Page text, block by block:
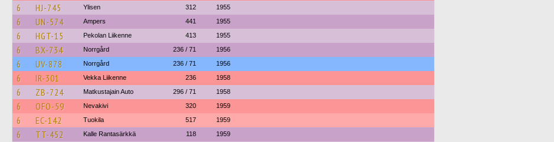
6 HJ-745 Ylisen 312 1955
6 UN-574 Ampers 441 1955
6 HGT-15 Pekolan Liikenne 413 1955
6 BX-734 Norrgård 236 / 71 1956
6 UV-878 Norrgård 236 / 71 1956
6 IR-301 Vekka Liikenne 236 1958
6 ZB-724 Matkustajain Auto 296 / 71 1958
6 OFO-59 Nevakivi 320 1959
6 EC-142 Tuokila 517 1959
6 TT-452 Kalle Rantasärkkä 118 1959